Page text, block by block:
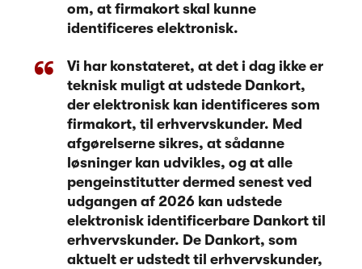
om, at firmakort skal kunne
identificeres elektronisk.
Vi har konstateret, at det i dag ikke er
teknisk muligt at udstede Dankort,
der elektronisk kan identificeres som
firmakort, til erhvervskunder. Med
afgørelserne sikres, at sådanne
løsninger kan udvikles, og at alle
pengeinstitutter dermed senest ved
udgangen af 2026 kan udstede
elektronisk identificerbare Dankort til
erhvervskunder. De Dankort, som
aktuelt er udstedt til erhvervskunder,